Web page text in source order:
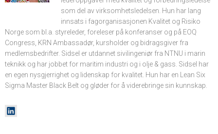
som del av virksomhetsledelsen. Hun har lang
innsats i fagorganisasjonen Kvalitet og Risiko
Norge som bl.a. styreleder, foreleser på konferanser og på EOQ
Congress, KRN Ambassadør, kursholder og bidragsgiver fra
medlemsbedrifter. Sidsel er utdannet sivilingeniør fra NTNU i marin
teknikk og har jobbet for maritim industri og i olje & gass. Sidsel har
en egen nysgjerrighet og lidenskap for kvalitet. Hun har en Lean Six
Sigma Master Black Belt og gløder for å viderebringe sin kunnskap.